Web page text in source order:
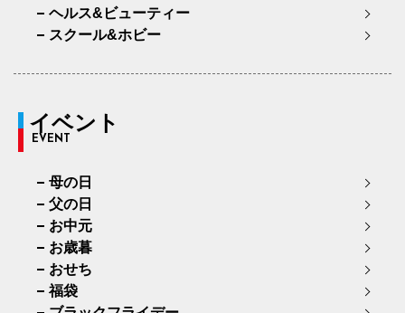
ヘルス&ビューティー
スクール&ホビー
イベント
EVENT
母の日
父の日
お中元
お歳暮
おせち
福袋